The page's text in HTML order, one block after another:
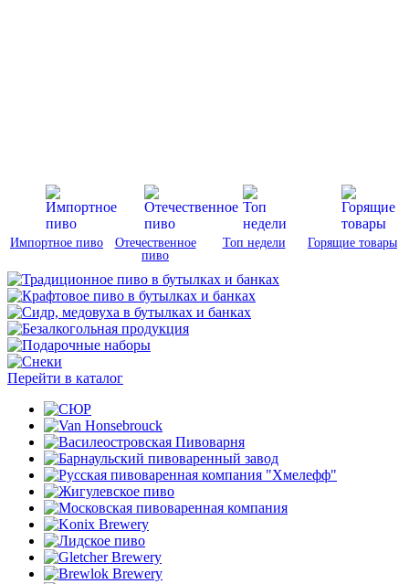
Импортное пиво
Отечественное
пиво
Топ недели Горящие товары
Перейти в каталог